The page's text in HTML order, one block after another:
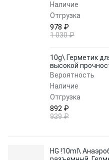
Наличие
Отгрузка
978 ₽
1 030 ₽
10g\ Герметик
высокой
Вероятность
Наличие
Отгрузка
892 ₽
939 ₽
HG !10ml\